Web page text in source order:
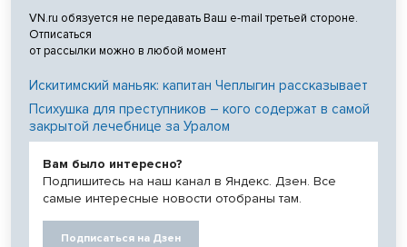
VN.ru обязуется не передавать Ваш e-mail третьей стороне.
Отписаться
от рассылки можно в любой момент
Искитимский маньяк: капитан Чеплыгин рассказывает
Психушка для преступников – кого содержат в самой
закрытой лечебнице за Уралом
Вам было интересно?
Подпишитесь на наш канал в Яндекс. Дзен. Все
самые интересные новости отобраны там.
Подписаться на Дзен